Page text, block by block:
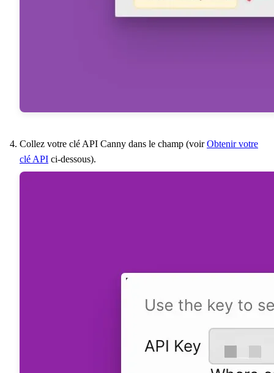
Collez votre clé API Canny dans le champ (voirObtenir votre
clé API ci-dessous).